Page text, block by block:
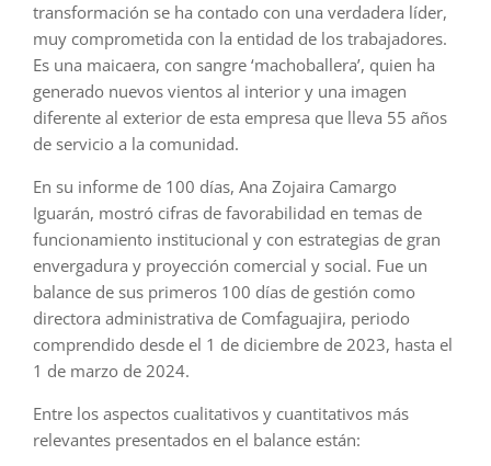
transformación se ha contado con una verdadera líder,
muy comprometida con la entidad de los trabajadores.
Es una maicaera, con sangre ‘machoballera’, quien ha
generado nuevos vientos al interior y una imagen
diferente al exterior de esta empresa que lleva 55 años
de servicio a la comunidad.
En su informe de 100 días, Ana Zojaira Camargo
Iguarán, mostró cifras de favorabilidad en temas de
funcionamiento institucional y con estrategias de gran
envergadura y proyección comercial y social. Fue un
balance de sus primeros 100 días de gestión como
directora administrativa de Comfaguajira, periodo
comprendido desde el 1 de diciembre de 2023, hasta el
1 de marzo de 2024.
Entre los aspectos cualitativos y cuantitativos más
relevantes presentados en el balance están: